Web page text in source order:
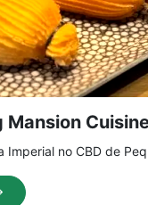
Mansion
Imperial no CBD de